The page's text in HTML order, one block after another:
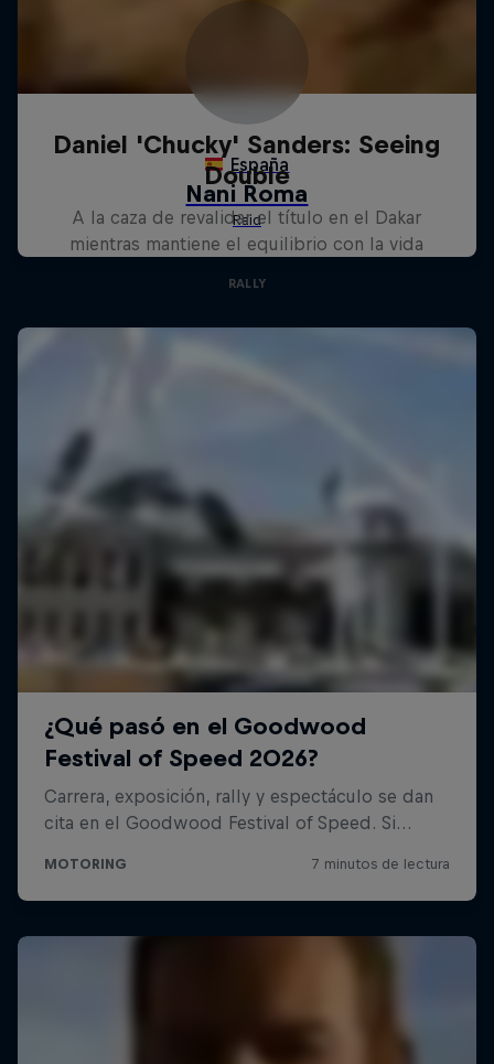
Daniel 'Chucky' Sanders: Seeing
Double
A la caza de revalidar el título en el Dakar
mientras mantiene el equilibrio con la vida
RALLY